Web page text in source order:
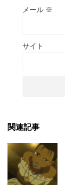
メール ※
サイト
関連記事